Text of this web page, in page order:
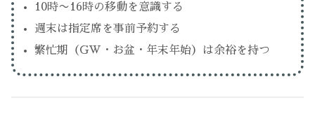
10時〜16時の移動を意識する
週末は指定席を事前予約する
繁忙期（GW・お盆・年末年始）は余裕を持つ